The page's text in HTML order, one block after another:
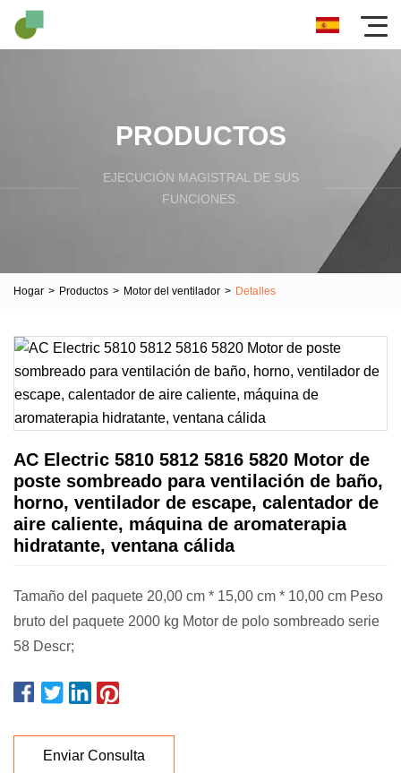
PRODUCTOS
EJECUCIÓN MAGISTRAL DE SUS
FUNCIONES.
Hogar > Productos > Motor del ventilador > Detalles
AC Electric 5810 5812 5816 5820 Motor de
poste sombreado para ventilación de baño,
horno, ventilador de escape, calentador de
aire caliente, máquina de aromaterapia
hidratante, ventana cálida
Tamaño del paquete 20,00 cm * 15,00 cm * 10,00 cm Peso
bruto del paquete 2000 kg Motor de polo sombreado serie
58 Descr;
Enviar Consulta